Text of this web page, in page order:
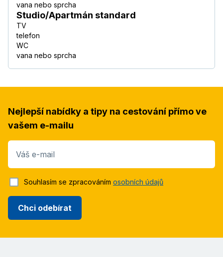
vana nebo sprcha
Studio/Apartmán standard
TV
telefon
WC
vana nebo sprcha
Nejlepší nabídky a tipy na cestování přímo ve
vašem e-mailu
Váš e-mail
Chci odebírat
Souhlasím se zpracováním osobních údajů